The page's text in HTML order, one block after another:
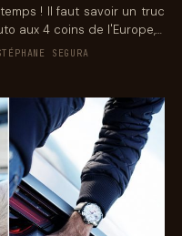
! Il faut savoir un truc
aux 4 coins de l'Europe,…
SEGURA